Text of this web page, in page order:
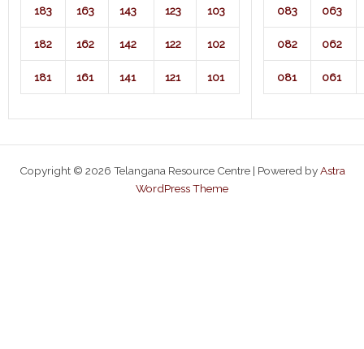
183 163 143 123 103
182 162 142 122 102
181 161 141 121 101
083 063
082 062
081 061
Copyright © 2026 Telangana Resource Centre | Powered byAstra
WordPress Theme